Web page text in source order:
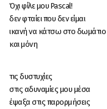
Όχι φίλε μου Pascal!
δεν φταίει που δεν είμαι
ικανή να κάτσω στο
και μόνη
τις δυστυχίες
στις αδυναμίες μου μέσα
έψαξα στις παρορμήσεις